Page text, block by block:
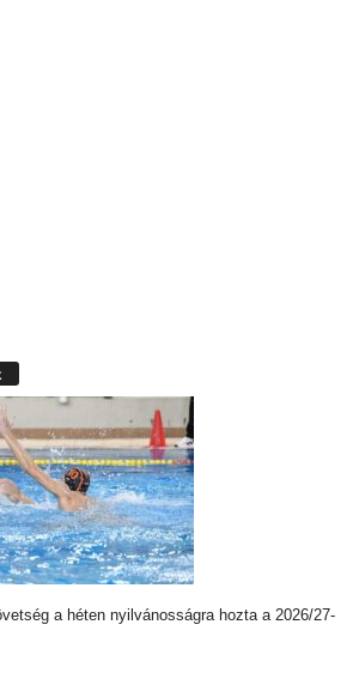
a héten nyilvánosságra hozta a 2026/27-